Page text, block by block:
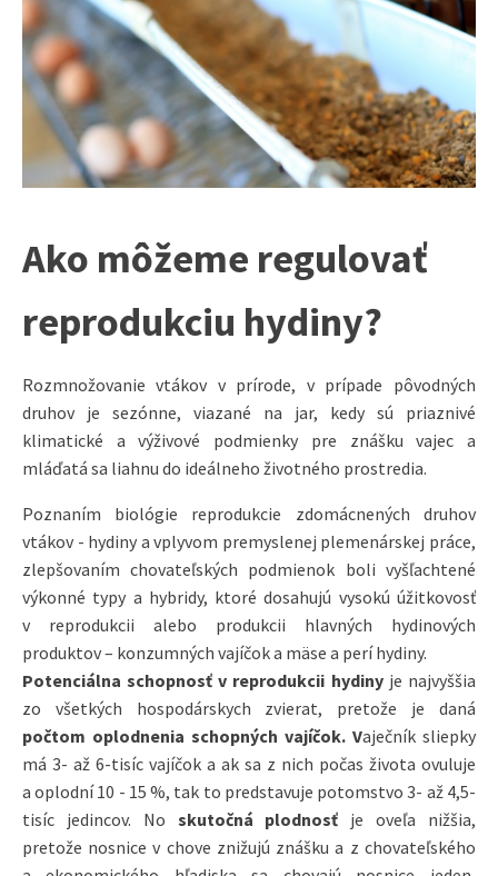
Ako môžeme regulovať
reprodukciu hydiny?
Rozmnožovanie vtákov v prírode, v prípade pôvodných
druhov je sezónne, viazané na jar, kedy sú priaznivé
klimatické a výživové podmienky pre znášku vajec a
mláďatá sa liahnu do ideálneho životného prostredia.
Poznaním biológie reprodukcie zdomácnených druhov
vtákov - hydiny a vplyvom premyslenej plemenárskej práce,
zlepšovaním chovateľských podmienok boli vyšľachtené
výkonné typy a hybridy, ktoré dosahujú vysokú úžitkovosť
v reprodukcii alebo produkcii hlavných hydinových
produktov – konzumných vajíčok a mäse a perí hydiny.
Potenciálna schopnosť v reprodukcii hydiny je najvyššia
zo všetkých hospodárskych zvierat, pretože je daná
počtom oplodnenia schopných vajíčok. Vaječník sliepky
má 3- až 6-tisíc vajíčok a ak sa z nich počas života ovuluje
a oplodní 10 - 15 %, tak to predstavuje potomstvo 3- až 4,5-
tisíc jedincov. No skutočná plodnosť je oveľa nižšia,
pretože nosnice v chove znižujú znášku a z chovateľského